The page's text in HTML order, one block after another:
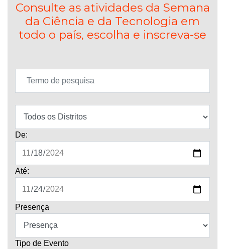
Consulte as atividades da Semana
da Ciência e da Tecnologia em
todo o país, escolha e inscreva-se
De:
Até:
Presença
Tipo de Evento